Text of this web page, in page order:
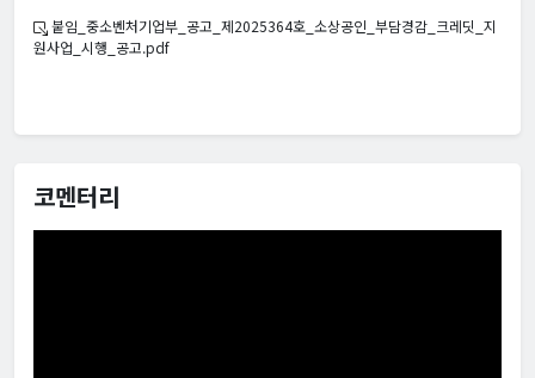
붙임_중소벤처기업부_공고_제2025364호_소상공인_부담경감_크레딧_지
원사업_시행_공고.pdf
코멘터리